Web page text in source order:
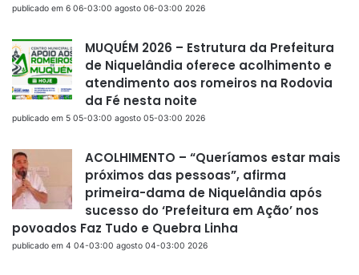
publicado em 6 06-03:00 agosto 06-03:00 2026
MUQUÉM 2026 – Estrutura da Prefeitura
de Niquelândia oferece acolhimento e
atendimento aos romeiros na Rodovia
da Fé nesta noite
publicado em 5 05-03:00 agosto 05-03:00 2026
ACOLHIMENTO – “Queríamos estar mais
próximos das pessoas”, afirma
primeira-dama de Niquelândia após
sucesso do ‘Prefeitura em Ação’ nos
povoados Faz Tudo e Quebra Linha
publicado em 4 04-03:00 agosto 04-03:00 2026